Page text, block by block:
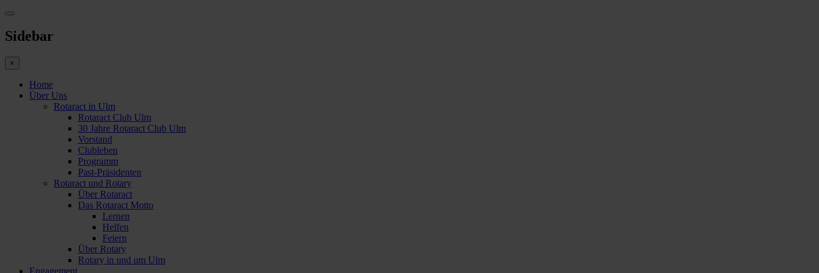
Sidebar
×
Home
Über Uns
Rotaract in Ulm
Rotaract Club Ulm
30 Jahre Rotaract Club Ulm
Vorstand
Clubleben
Programm
Past-Präsidenten
Rotaract und Rotary
Über Rotaract
Das Rotaract Motto
Lernen
Helfen
Feiern
Über Rotary
Rotary in und um Ulm
Engagement